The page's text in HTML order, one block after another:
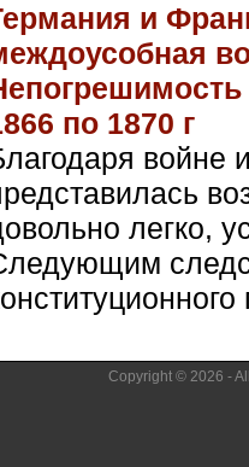
и
по 1870 г
войне
легко,
Copyright © 2026 -